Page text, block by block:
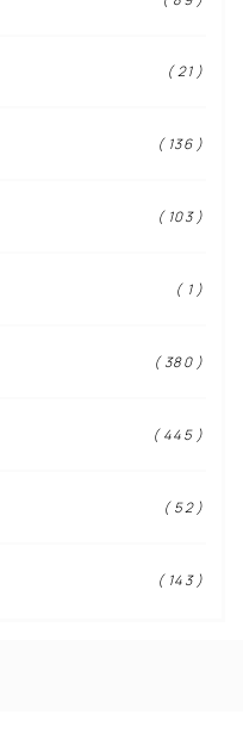
( 21 )
( 136 )
( 103 )
( 1 )
( 380 )
( 445 )
( 52 )
( 143 )